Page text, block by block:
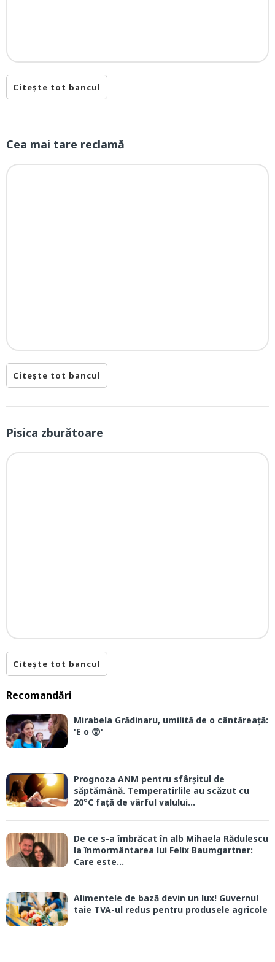
Citește tot bancul
Cea mai tare reclamă
Citește tot bancul
Pisica zburătoare
Citește tot bancul
Recomandări
Mirabela Grădinaru, umilită de o cântăreață:
'E o 😲'
Prognoza ANM pentru sfârșitul de
săptămână. Temperatirlile au scăzut cu
20°C față de vârful valului...
De ce s-a îmbrăcat în alb Mihaela Rădulescu
la înmormântarea lui Felix Baumgartner:
Care este...
Alimentele de bază devin un lux! Guvernul
taie TVA-ul redus pentru produsele agricole